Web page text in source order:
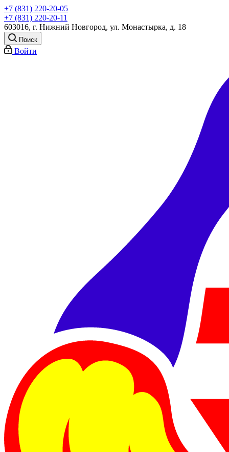
+7 (831) 220-20-05
+7 (831) 220-20-11
603016, г. Нижний Новгород, ул. Монастырка, д. 18
Поиск
Войти